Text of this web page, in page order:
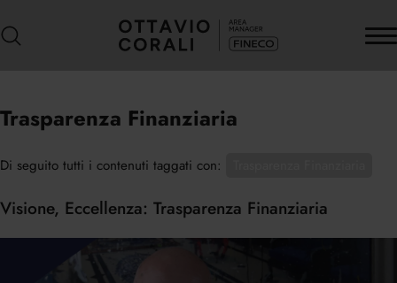
Trasparenza Finanziaria
Di seguito tutti i contenuti taggati con:
Visione, Eccellenza: Trasparenza Finanziaria